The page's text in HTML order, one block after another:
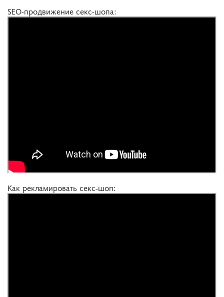
SEO-продвижение секс-шопа:
Как рекламировать секс-шоп: